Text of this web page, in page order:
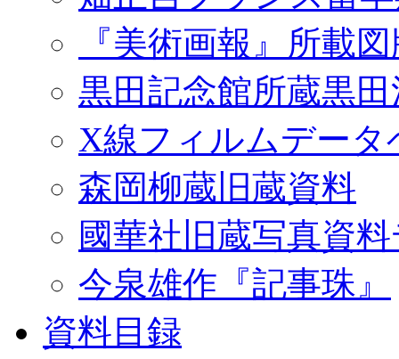
『美術画報』所載
黒田記念館所蔵黒
X線フィルムデータ
森岡柳蔵旧蔵資料
國華社旧蔵写真資
今泉雄作『記事珠』
資料目録